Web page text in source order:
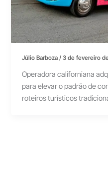
Júlio Barboza/3 de fevereiro
Operadora californiana
para elevar o padrão de
roteiros turísticos